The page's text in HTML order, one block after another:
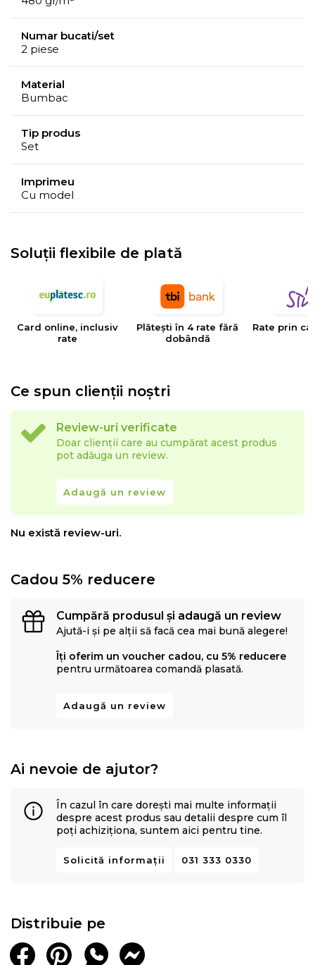
Numar bucati/set
2 piese
Material
Bumbac
Tip produs
Set
Imprimeu
Cu model
Soluții flexibile de plată
Card online, inclusiv
rate
Plătești în 4 rate fără
dobândă
Rate prin
Ce spun clienții noștri
Review-uri verificate
Doar clienții care au cumpărat acest produs
pot adăuga un review.
Adaugă un review
Nu există review-uri.
Cadou 5% reducere
Cumpără produsul și adaugă un review
Ajută-i și pe alții să facă cea mai bună alegere!
Îți oferim un voucher cadou, cu 5% reducere
pentru următoarea comandă plasată.
Adaugă un review
Ai nevoie de ajutor?
În cazul în care dorești mai multe informații
despre acest produs sau detalii despre cum îl
poți achiziționa, suntem aici pentru tine.
Solicită informații 031 333 0330
Distribuie pe